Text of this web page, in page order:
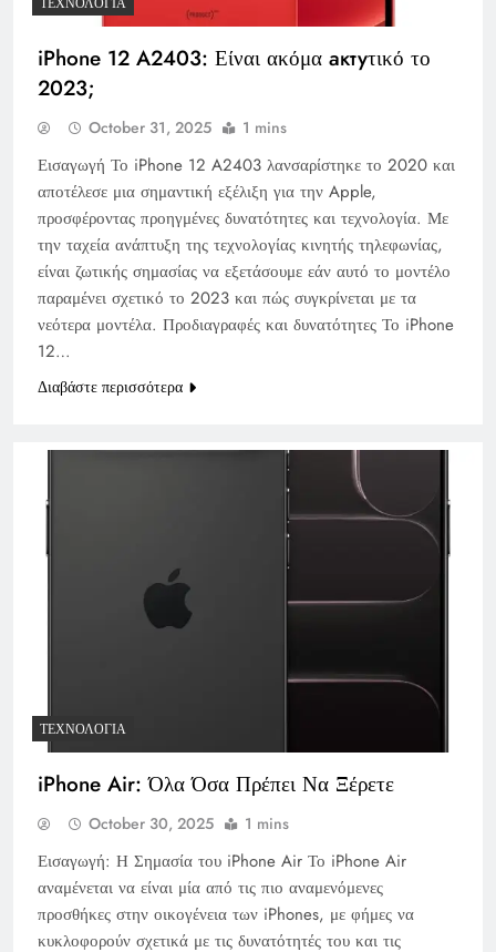
iPhone 12 A2403: Είναι ακόμα актуτικό το
2023;
October 31, 2025 1 mins
Εισαγωγή Το iPhone 12 A2403 λανσαρίστηκε το 2020 και
αποτέλεσε μια σημαντική εξέλιξη για την Apple,
προσφέροντας προηγμένες δυνατότητες και τεχνολογία. Με
την ταχεία ανάπτυξη της τεχνολογίας κινητής τηλεφωνίας,
είναι ζωτικής σημασίας να εξετάσουμε εάν αυτό το μοντέλο
παραμένει σχετικό το 2023 και πώς συγκρίνεται με τα
νεότερα μοντέλα. Προδιαγραφές και δυνατότητες Το iPhone
12…
Διαβάστε περισσότερα
ΤΕΧΝΟΛΟΓΊΑ
iPhone Air: Όλα Όσα Πρέπει Να Ξέρετε
October 30, 2025 1 mins
Εισαγωγή: Η Σημασία του iPhone Air Το iPhone Air
αναμένεται να είναι μία από τις πιο αναμενόμενες
προσθήκες στην οικογένεια των iPhones, με φήμες να
κυκλοφορούν σχετικά με τις δυνατότητές του και τις